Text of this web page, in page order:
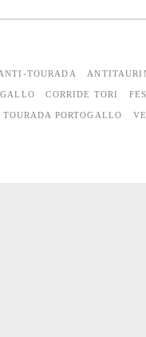
TOURADA
CORRIDE TORI
TOURADA PORTOGALLO